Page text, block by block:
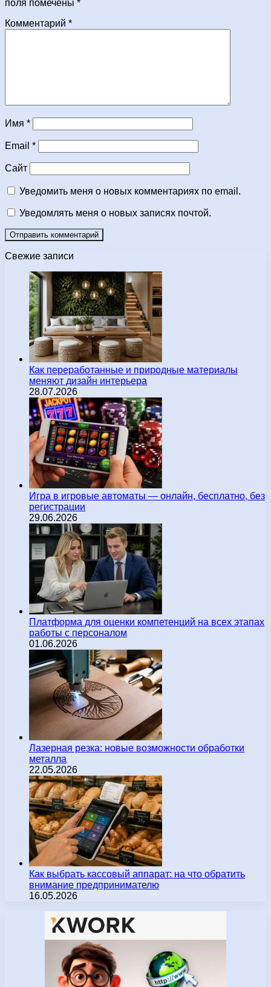
поля помечены *
Комментарий *
Имя *
Email *
Сайт
Уведомить меня о новых комментариях по email.
Уведомлять меня о новых записях почтой.
Свежие записи
Как переработанные и природные материалы
меняют дизайн интерьера
28.07.2026
Игра в игровые автоматы — онлайн, бесплатно, без
регистрации
29.06.2026
Платформа для оценки компетенций на всех этапах
работы с персоналом
01.06.2026
Лазерная резка: новые возможности обработки
металла
22.05.2026
Как выбрать кассовый аппарат: на что обратить
внимание предпринимателю
16.05.2026